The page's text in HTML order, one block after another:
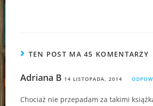
TEN POST MA 45 KOMENTARZY
Adriana B 14 LISTOPADA, 2014
Chociaż nie przepadam za takimi